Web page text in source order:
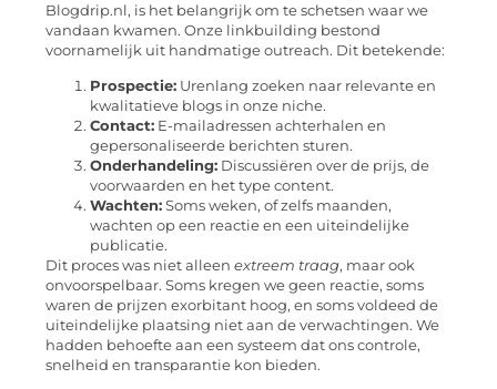
Blogdrip.nl, is het belangrijk om te schetsen waar we
vandaan kwamen. Onze linkbuilding bestond
voornamelijk uit handmatige outreach. Dit betekende:
Prospectie: Urenlang zoeken naar relevante en
kwalitatieve blogs in onze niche.
Contact: E-mailadressen achterhalen en
gepersonaliseerde berichten sturen.
Onderhandeling: Discussiëren over de prijs, de
voorwaarden en het type content.
Wachten: Soms weken, of zelfs maanden,
wachten op een reactie en een uiteindelijke
publicatie.
Dit proces was niet alleen extreem traag, maar ook
onvoorspelbaar. Soms kregen we geen reactie, soms
waren de prijzen exorbitant hoog, en soms voldeed de
uiteindelijke plaatsing niet aan de verwachtingen. We
hadden behoefte aan een systeem dat ons controle,
snelheid en transparantie kon bieden.